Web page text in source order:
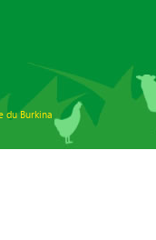
du Burkina